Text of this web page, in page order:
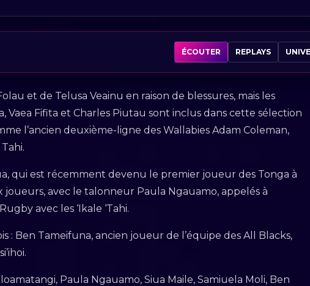
ÉCOUTER REPLAYS
et de Telusa Veainu en raison de blessures, mais les
Vaea Fifita et Charles Piutau sont inclus dans cette sélection
l’ancien deuxième-ligne des Wallabies Adam Coleman,
qui est récemment devenu le premier joueur des Tonga à
joueurs, avec le talonneur Paula Ngauamo, appelés à
avec les ‘Ikale ‘Tahi.
: Ben Tameifuna, ancien joueur de l’équipe des All Blacks,
Paula Ngauamo, Siua Maile, Samiuela Moli, Ben